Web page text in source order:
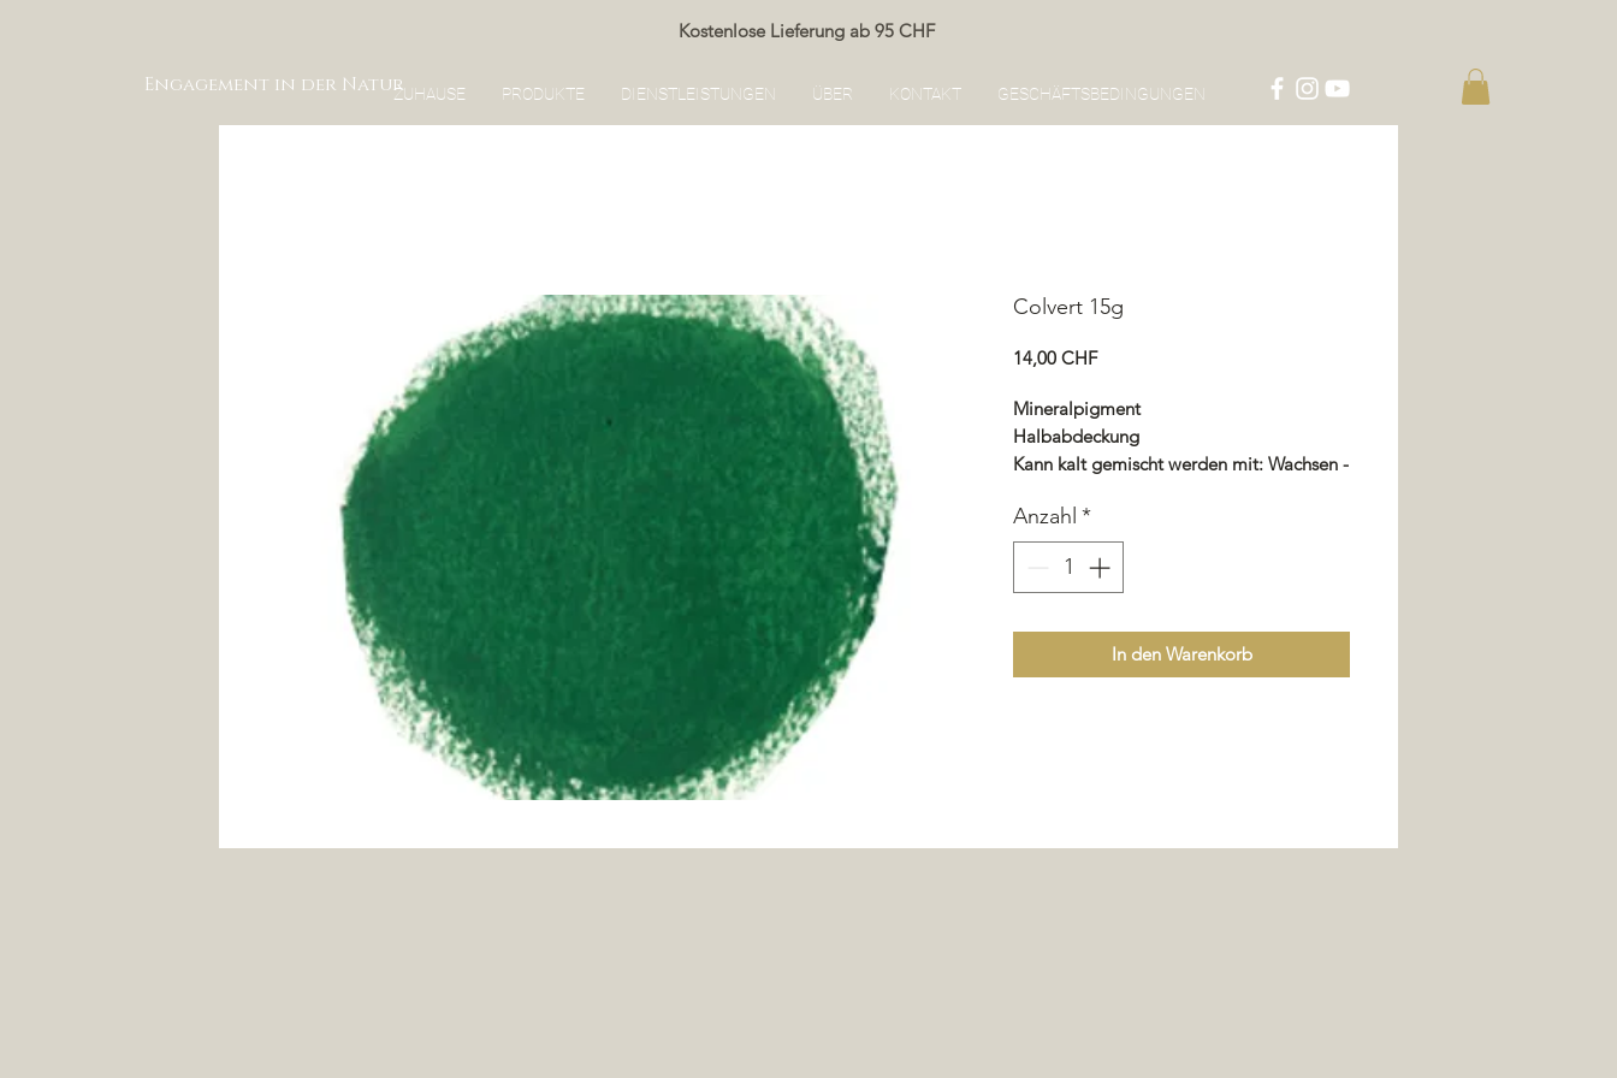
Engagement in der Natur
Kostenlose Lieferung ab 95 CHF
ZUHAUSE PRODUKTE DIENSTLEISTUNGEN ÜBER KONTAKT GESCHÄFTSBEDINGUNGEN
Colvert 15g
14,00 CHFPreis
Mineralpigment
Halbabdeckung
Kann kalt gemischt werden mit: Wachsen -
Anzahl *
In den Warenkorb